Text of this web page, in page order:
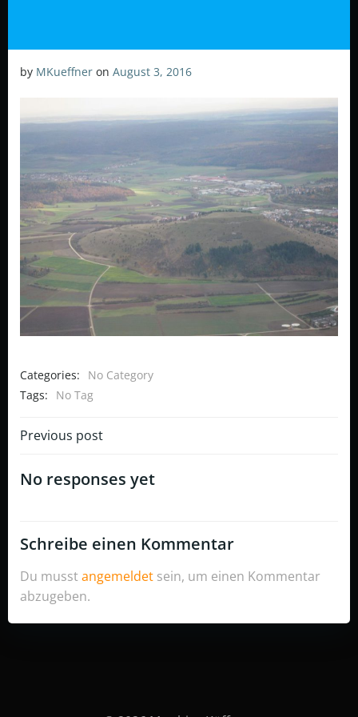
by MKueffner on August 3, 2016
Categories:
No Category
Tags:
No Tag
Post
navigation
Previous post
No responses yet
Schreibe einen Kommentar
Du musstangemeldet sein, um einen Kommentar
abzugeben.